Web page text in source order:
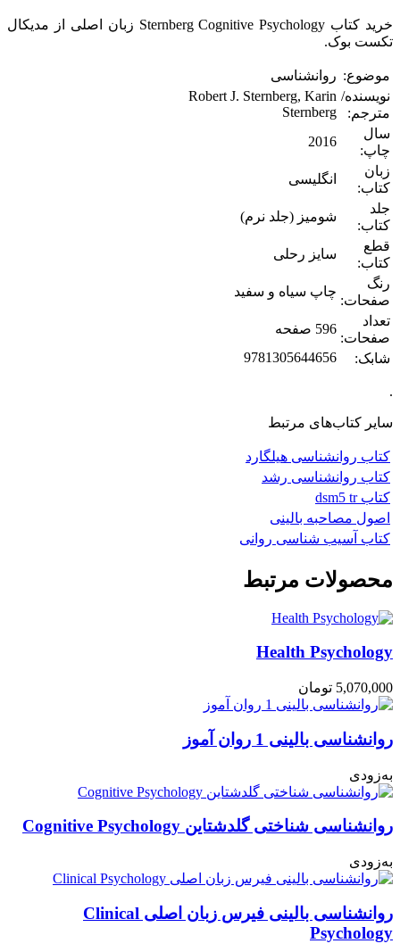
خرید کتاب Sternberg Cognitive Psychology زبان اصلی از مدیکال
تکست بوک.
موضوع: روانشناسی
نویسنده/
مترجم:
Robert J. Sternberg, Karin
Sternberg
سال
چاپ:
2016
زبان
کتاب:
انگلیسی
جلد
کتاب:
شومیز (جلد نرم)
قطع
کتاب:
سایز رحلی
رنگ
صفحات:
چاپ سیاه و سفید
تعداد
صفحات:
596 صفحه
شابک:
9781305644656
.
سایر کتاب‌های مرتبط
کتاب روانشناسی هیلگارد
کتاب روانشناسی رشد
کتاب dsm5 tr
اصول مصاحبه بالینی
کتاب آسیب شناسی روانی
محصولات مرتبط
Health Psychology
5,070,000 تومان
روانشناسی بالینی 1 روان آموز
به‌زودی
روانشناسی شناختی گلدشتاین Cognitive Psychology
به‌زودی
روانشناسی بالینی فیرس زبان اصلی Clinical
Psychology